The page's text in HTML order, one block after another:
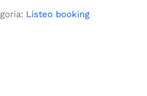
Listeo booking